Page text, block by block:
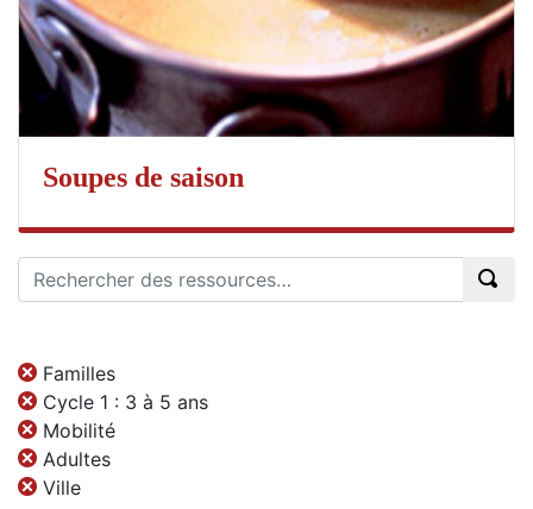
Soupes de saison
Familles
Cycle 1 : 3 à 5 ans
Mobilité
Adultes
Ville